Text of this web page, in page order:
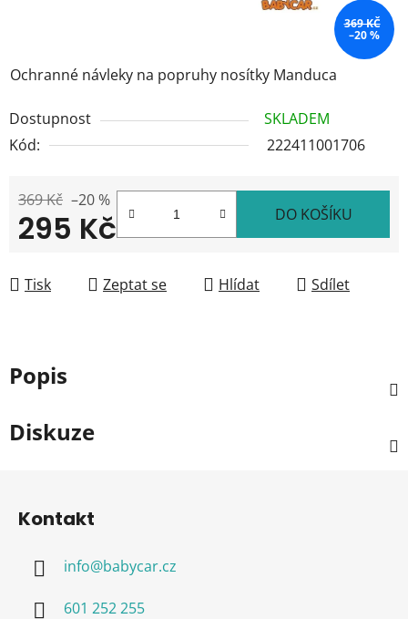
Ochranné návleky na popruhy nosítky Manduca
Dostupnost
SKLADEM
Kód:
222411001706
369 Kč –20 %
295 Kč DO KOŠÍKU
Tisk Zeptat se Hlídat Sdílet
369 KČ
–20 %
Popis
Diskuze
Kontakt
info@babycar.cz
601 252 255